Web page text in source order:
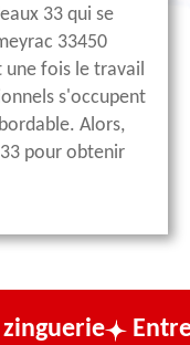
33 qui se
33450
fois le travail
s'occupent
Alors,
pour obtenir
Entreprise de